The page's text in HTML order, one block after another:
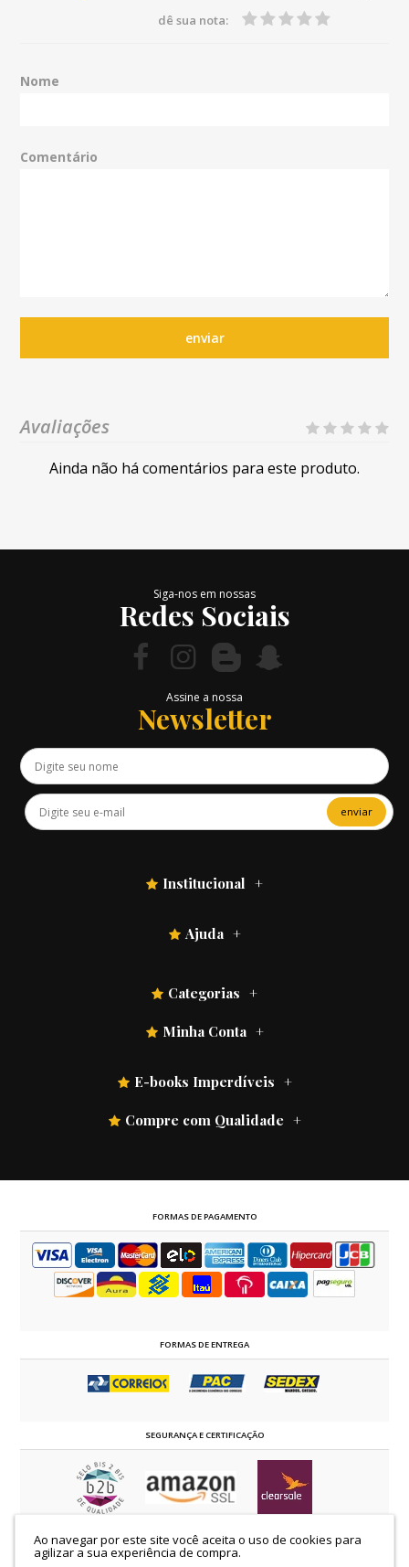
Ao navegar por este site você aceita o uso de cookies para
agilizar a sua experiência de compra.
dê sua nota:
Nome
Comentário
enviar
Avaliações
Ainda não há comentários para este produto.
Siga-nos em nossas
Redes Sociais
Assine a nossa
Newsletter
enviar
Institucional
Ajuda
Categorias
Minha Conta
E-books Imperdíveis
Compre com Qualidade
FORMAS DE PAGAMENTO
FORMAS DE ENTREGA
SEGURANÇA E CERTIFICAÇÃO
©2014 - 2024 estrelaevangelica.com.br | TODOS OS DIREITOS RESERVADOS
K.C.S Comércio de Confecções Ltda | CNPJ: 58.509.129/0001-00